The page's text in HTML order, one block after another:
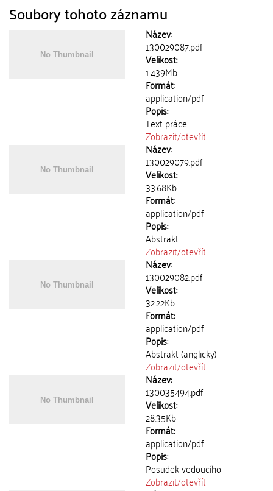
Soubory tohoto záznamu
Název:
130029087.pdf
Velikost:
1.439Mb
Formát:
application/pdf
Popis:
Text práce
Zobrazit/otevřít
Název:
130029079.pdf
Velikost:
33.68Kb
Formát:
application/pdf
Popis:
Abstrakt
Zobrazit/otevřít
Název:
130029082.pdf
Velikost:
32.22Kb
Formát:
application/pdf
Popis:
Abstrakt (anglicky)
Zobrazit/otevřít
Název:
130035494.pdf
Velikost:
28.35Kb
Formát:
application/pdf
Popis:
Posudek vedoucího
Zobrazit/otevřít